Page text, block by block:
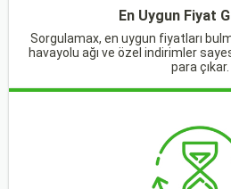
En Uygun Fiyat
Sorgulamax, en uygun fiyatları
havayolu ağı ve özel indirimler
para çıkar.